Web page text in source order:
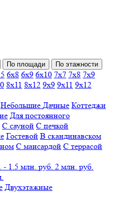
По площади По этажности
6х8 6х9 6х10 7х7 7х8 7х9
8х11 8х12 9х9 9х11 9х12
Небольшие Дачные Коттеджи
Для постоянного
С сауной С печкой
Гостевой В скандинавском
C мансардой C террасой
- 1.5 млн. руб. 2 млн. руб.
Двухэтажные